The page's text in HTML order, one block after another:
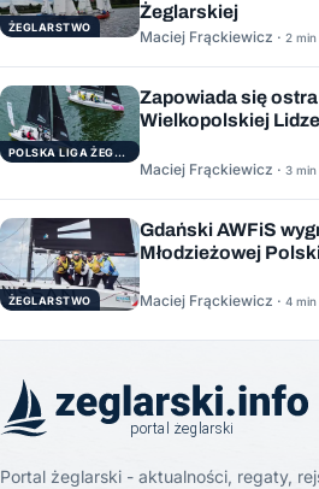
ŻEGLARSTWO
Żeglarskiej
Maciej Frąckiewicz · 2
POLSKA LIGA ŻEGLARSKA
Zapowiada się
Wielkopolskiej
Maciej Frąckiewicz · 3
ŻEGLARSTWO
Gdański AWFiS
Młodzieżowej
Maciej Frąckiewicz · 4
Portal żeglarski - aktualności, regaty,